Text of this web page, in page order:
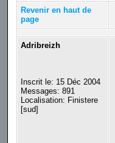
Revenir en haut de
page
Adribreizh
Inscrit le: 15 Déc 2004
Messages: 891
Localisation: Finistere
[sud]